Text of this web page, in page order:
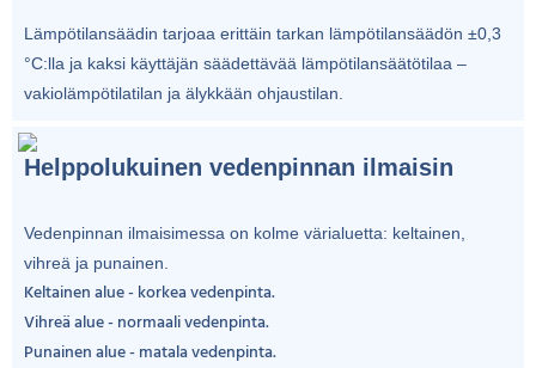
Lämpötilansäädin tarjoaa erittäin tarkan lämpötilansäädön ±0,3
°C:lla ja kaksi käyttäjän säädettävää lämpötilansäätötilaa –
vakiolämpötilatilan ja älykkään ohjaustilan.
Helppolukuinen vedenpinnan ilmaisin
Vedenpinnan ilmaisimessa on kolme värialuetta: keltainen,
vihreä ja punainen.
Keltainen alue - korkea vedenpinta.
Vihreä alue - normaali vedenpinta.
Punainen alue - matala vedenpinta.